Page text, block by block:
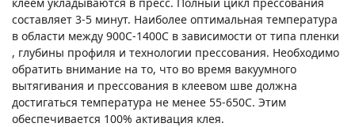
составляет 3-5 минут. Наиболее оптимальная температура
в области между 900С-1400С в зависимости от типа пленки
, глубины профиля и технологии прессования. Необходимо
обратить внимание на то, что во время вакуумного
вытягивания и прессования в клеевом шве должна
достигаться температура не менее 55-650С. Этим
обеспечивается 100% активация клея.